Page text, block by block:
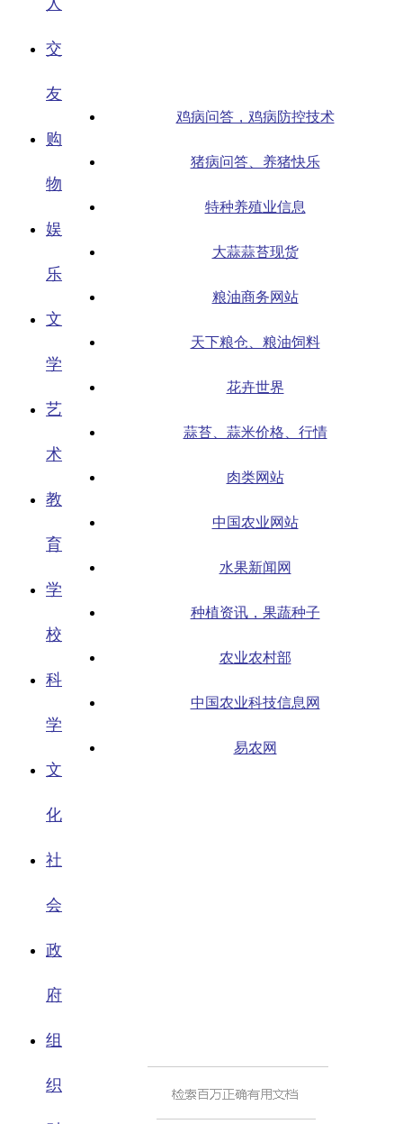
人
交
友
购
物
娱
乐
文
学
艺
术
教
育
学
校
科
学
文
化
社
会
政
府
组
织
鸡病问答，鸡病防控技术
猪病问答、养猪快乐
特种养殖业信息
大蒜蒜苔现货
粮油商务网站
天下粮仓、粮油饲料
花卉世界
蒜苔、蒜米价格、行情
肉类网站
中国农业网站
水果新闻网
种植资讯，果蔬种子
农业农村部
中国农业科技信息网
易农网